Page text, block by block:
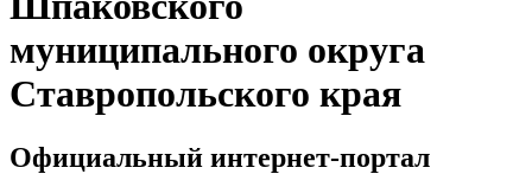
муниципального округа
Ставропольского края
Официальный интернет-портал